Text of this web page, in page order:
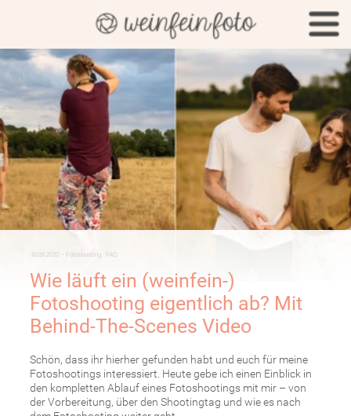
Menü
30.09.2020 – Fotoshooting · FAQ
Wie läuft ein (weinfein-)
Fotoshooting eigentlich ab? Mit
Behind-The-Scenes Video
Schön, dass ihr hierher gefunden habt und euch für meine
den kompletten Ablauf eines Fotoshootings mit mir – von
der Vorbereitung, über den Shootingtag und wie es nach
dem Fotoshooting weiter geht.
Um euch noch einen besseren Einblick geben zu können,
habe ich auch ein Video zusammengestellt, das ein
Fotoshooting begleitet.
Aber beginnen wir von vorne.
Wenn ihr euch für ein Fotoshooting bei weinfeinfoto
entschieden habt und Kontakt mit mir, zum Beispiel per E-
Mail, aufgenommen habt, geht es um einen passenden
Termin und eine Location für unseren gemeinsamen
Spaziergang.